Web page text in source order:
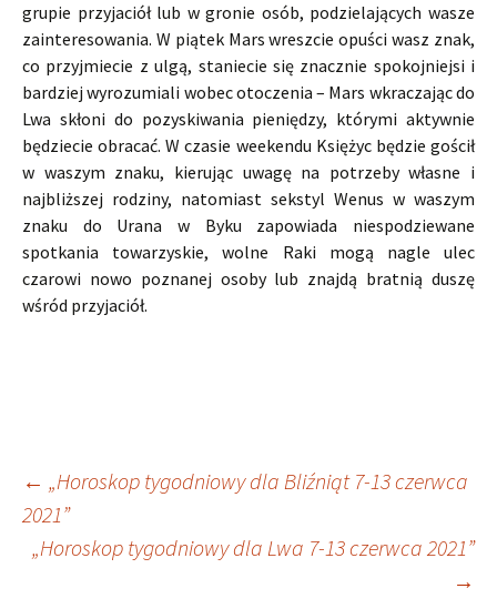
grupie przyjaciół lub w gronie osób, podzielających wasze
zainteresowania. W piątek Mars wreszcie opuści wasz znak,
co przyjmiecie z ulgą, staniecie się znacznie spokojniejsi i
bardziej wyrozumiali wobec otoczenia – Mars wkraczając do
Lwa skłoni do pozyskiwania pieniędzy, którymi aktywnie
będziecie obracać. W czasie weekendu Księżyc będzie gościł
w waszym znaku, kierując uwagę na potrzeby własne i
najbliższej rodziny, natomiast sekstyl Wenus w waszym
znaku do Urana w Byku zapowiada niespodziewane
spotkania towarzyskie, wolne Raki mogą nagle ulec
czarowi nowo poznanej osoby lub znajdą bratnią duszę
wśród przyjaciół.
Nawigacja
wpisu
← „Horoskop tygodniowy dla Bliźniąt 7-13 czerwca
2021”
„Horoskop tygodniowy dla Lwa 7-13 czerwca 2021”
→